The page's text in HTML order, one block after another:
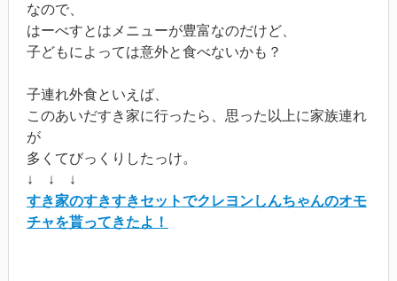
なので、
はーべすとはメニューが豊富なのだけど、
子どもによっては意外と食べないかも？
子連れ外食といえば、
このあいだすき家に行ったら、思った以上に家族連れ
が
多くてびっくりしたっけ。
↓ ↓ ↓
すき家のすきすきセットでクレヨンしんちゃんのオモ
チャを貰ってきたよ！